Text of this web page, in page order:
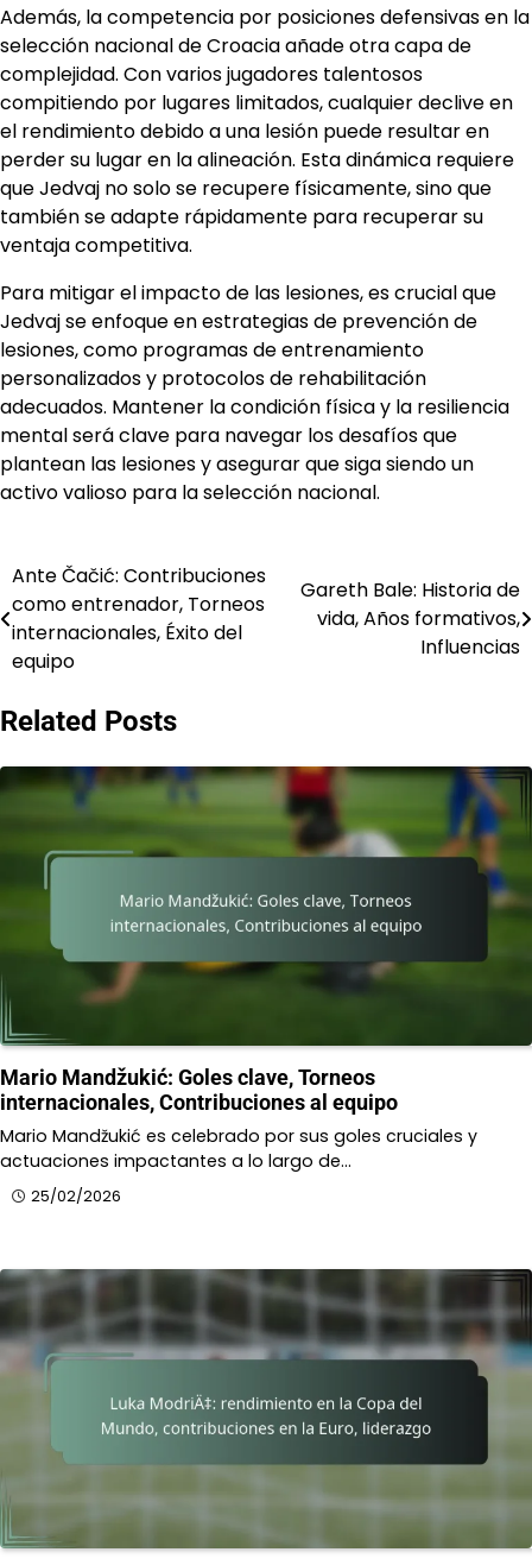
Además, la competencia por posiciones defensivas en la
selección nacional de Croacia añade otra capa de
complejidad. Con varios jugadores talentosos
compitiendo por lugares limitados, cualquier declive en
el rendimiento debido a una lesión puede resultar en
perder su lugar en la alineación. Esta dinámica requiere
que Jedvaj no solo se recupere físicamente, sino que
también se adapte rápidamente para recuperar su
ventaja competitiva.
Para mitigar el impacto de las lesiones, es crucial que
Jedvaj se enfoque en estrategias de prevención de
lesiones, como programas de entrenamiento
personalizados y protocolos de rehabilitación
adecuados. Mantener la condición física y la resiliencia
mental será clave para navegar los desafíos que
plantean las lesiones y asegurar que siga siendo un
activo valioso para la selección nacional.
Post
navigation
Ante Čačić: Contribuciones
como entrenador, Torneos
internacionales, Éxito del
equipo
Gareth Bale: Historia de
vida, Años formativos,
Influencias
Related Posts
Mario Mandžukić: Goles clave, Torneos
internacionales, Contribuciones al equipo
Mario Mandžukić es celebrado por sus goles cruciales y
actuaciones impactantes a lo largo de…
25/02/2026